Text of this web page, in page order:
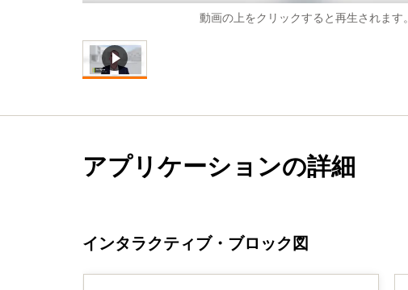
動画の上をクリックすると再生されます。
アプリケーションの詳細
インタラクティブ・ブロック図